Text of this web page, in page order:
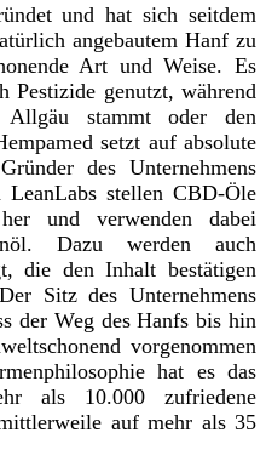
und hat sich seitdem
angebautem Hanf zu
Art und Weise. Es
Pestizide genutzt, während
stammt oder den
setzt auf absolute
des Unternehmens
stellen CBD-Öle
und verwenden dabei
Dazu werden auch
die den Inhalt bestätigen
Sitz des Unternehmens
der Weg des Hanfs bis hin
vorgenommen
hat es das
als 10.000 zufriedene
auf mehr als 35